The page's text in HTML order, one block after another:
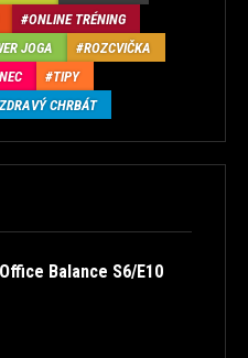
ONLINE TRÉNING
JOGA
ROZCVIČKA
TIPY
ZDRAVÝ CHRBÁT
Office Balance S6/E10